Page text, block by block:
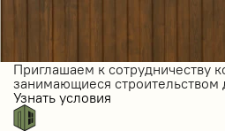
Приглашаем к сотрудничеству
занимающиеся
Узнать условия